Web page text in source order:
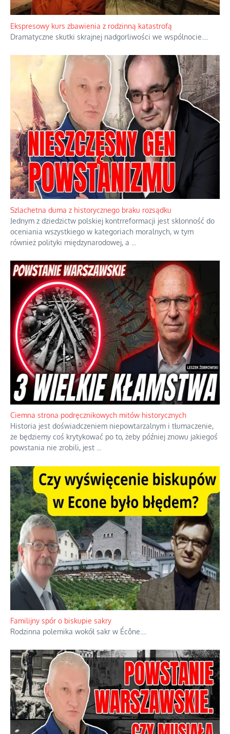
Ekspresowy kurs zbawienia z rodzinną katastrofą
Dramatyczne skutki skrajnej nadgorliwości we wspólnocie.
Szlachetna duma z historycznego braku rozsądku
Jednym z dziedzictw polskiej kontrreformacji jest skłonność do
oceniania wszystkiego w kategoriach moralnych, w tym
również polityki międzynarodowej, a
Ciemna strona podręcznikowych mitów historycznych
Historia jest doświadczeniem niepowtarzalnym i tłumaczenie,
że będziemy coś krytykować po to, żeby później znowu jakiegoś
powstania nie zrobili, jest
Familijny spór o biskupie sakry
Rodzinna polemika wokół sakr w Écône.